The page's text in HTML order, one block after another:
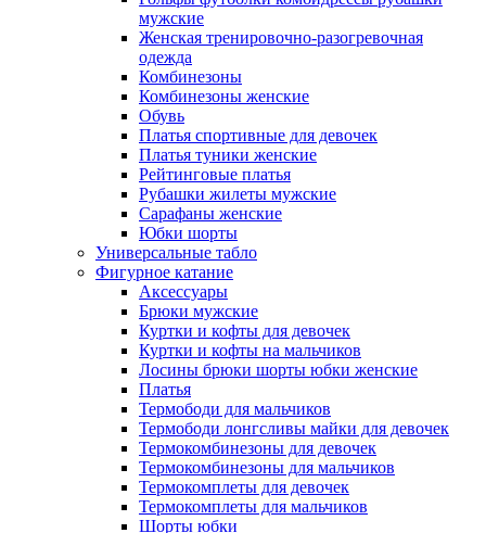
мужские
Женская тренировочно-разогревочная
одежда
Комбинезоны
Комбинезоны женские
Обувь
Платья спортивные для девочек
Платья туники женские
Рейтинговые платья
Рубашки жилеты мужские
Сарафаны женские
Юбки шорты
Универсальные табло
Фигурное катание
Аксессуары
Брюки мужские
Куртки и кофты для девочек
Куртки и кофты на мальчиков
Лосины брюки шорты юбки женские
Платья
Термободи для мальчиков
Термободи лонгсливы майки для девочек
Термокомбинезоны для девочек
Термокомбинезоны для мальчиков
Термокомплеты для девочек
Термокомплеты для мальчиков
Шорты юбки